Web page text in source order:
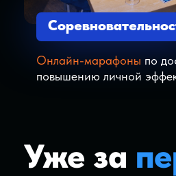
Максимальная концентрация